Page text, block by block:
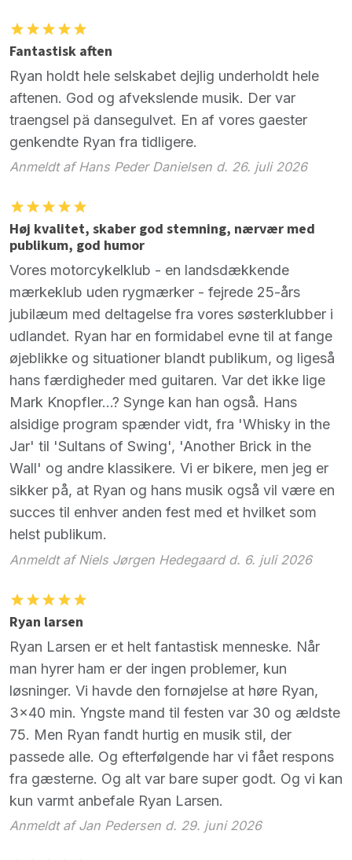
Fantastisk aften
Ryan holdt hele selskabet dejlig underholdt hele
aftenen. God og afvekslende musik. Der var
traengsel pä dansegulvet. En af vores gaester
genkendte Ryan fra tidligere.
Anmeldt af Hans Peder Danielsen d. 26. juli 2026
Høj kvalitet, skaber god stemning, nærvær med
publikum, god humor
Vores motorcykelklub - en landsdækkende
mærkeklub uden rygmærker - fejrede 25-års
jubilæum med deltagelse fra vores søsterklubber i
udlandet. Ryan har en formidabel evne til at fange
øjeblikke og situationer blandt publikum, og ligeså
hans færdigheder med guitaren. Var det ikke lige
Mark Knopfler...? Synge kan han også. Hans
alsidige program spænder vidt, fra 'Whisky in the
Jar' til 'Sultans of Swing', 'Another Brick in the
Wall' og andre klassikere. Vi er bikere, men jeg er
sikker på, at Ryan og hans musik også vil være en
succes til enhver anden fest med et hvilket som
helst publikum.
Anmeldt af Niels Jørgen Hedegaard d. 6. juli 2026
Ryan larsen
Ryan Larsen er et helt fantastisk menneske. Når
man hyrer ham er der ingen problemer, kun
løsninger. Vi havde den fornøjelse at høre Ryan,
3x40 min. Yngste mand til festen var 30 og ældste
75. Men Ryan fandt hurtig en musik stil, der
passede alle. Og efterfølgende har vi fået respons
fra gæsterne. Og alt var bare super godt. Og vi kan
kun varmt anbefale Ryan Larsen.
Anmeldt af Jan Pedersen d. 29. juni 2026